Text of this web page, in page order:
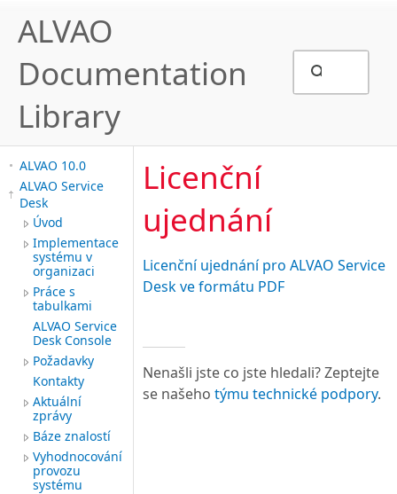
ALVAO
Documentation
Library
ALVAO 10.0
ALVAO Service
Desk
Úvod
Implementace
systému v
organizaci
Práce s
tabulkami
ALVAO Service
Desk Console
Požadavky
Kontakty
Aktuální
zprávy
Báze znalostí
Vyhodnocování
provozu
systému
Licenční
ujednání
Licenční ujednání pro ALVAO Service
Desk ve formátu PDF
Nenašli jste co jste hledali? Zeptejte
se našeho týmu technické podpory.